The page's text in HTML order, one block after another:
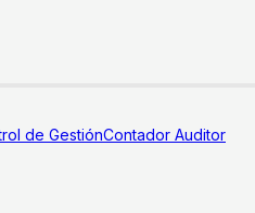
de GestiónContador Auditor